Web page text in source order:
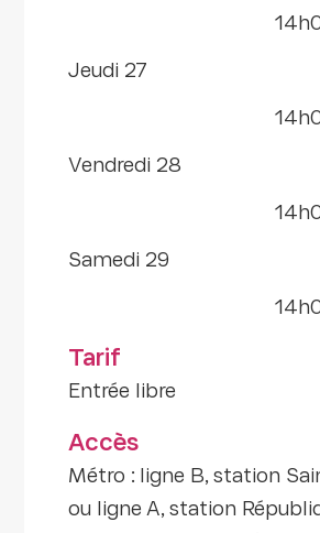
jeudi 27
vendredi 28
samedi 29
Tarif
Entrée libre
Accès
Métro : ligne B, station
ou ligne A, station